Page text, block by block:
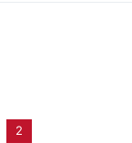
2